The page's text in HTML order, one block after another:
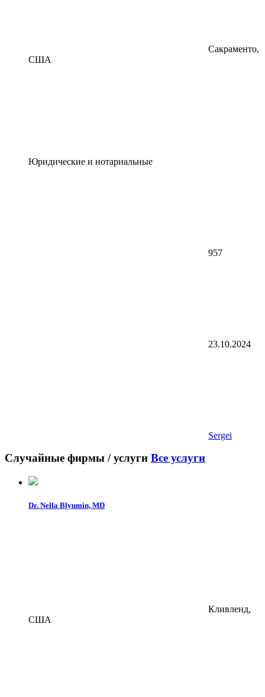
Сакраменто,
США
Юридические и нотариальные
957
23.10.2024
Sergei
Случайные фирмы / услуги Все услуги
Dr. Nella Blyumin, MD
Кливленд,
США